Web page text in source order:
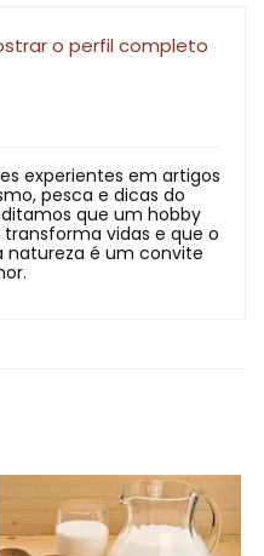
o perfil completo
experientes em artigos
pesca e dicas do
que um hobby
vidas e que o
é um convite